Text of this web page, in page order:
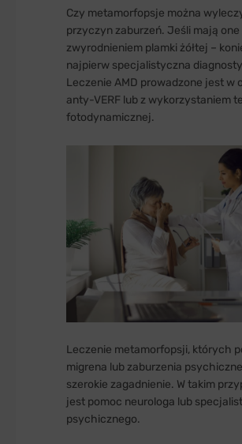
Czy metamorfopsje można
przyczyn zaburzeń. Jeśli mają one
zwyrodnieniem plamki żółtej –
najpierw specjalistyczna
Leczenie AMD prowadzone jest w
anty-VERF lub z wykorzystaniem
fotodynamicznej.
Leczenie metamorfopsji, których
migrena lub zaburzenia
szerokie zagadnienie. W takim
jest pomoc neurologa lub
psychicznego.